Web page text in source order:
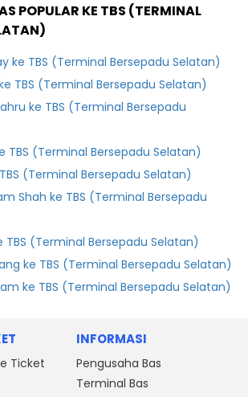
POPULAR KE TBS (TERMINAL
ke TBS (Terminal Bersepadu Selatan)
TBS (Terminal Bersepadu Selatan)
ke TBS (Terminal Bersepadu
TBS (Terminal Bersepadu Selatan)
(Terminal Bersepadu Selatan)
Shah ke TBS (Terminal Bersepadu
TBS (Terminal Bersepadu Selatan)
ke TBS (Terminal Bersepadu Selatan)
ke TBS (Terminal Bersepadu Selatan)
Ticket
INFORMASI
Pengusaha Bas
Terminal Bas